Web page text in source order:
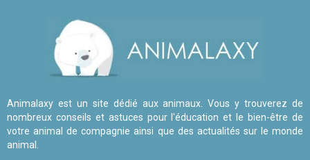
Animalaxy est un site dédié aux animaux. Vous y trouverez de
nombreux conseils et astuces pour l'éducation et le bien-être de
votre animal de compagnie ainsi que des actualités sur le monde
animal.